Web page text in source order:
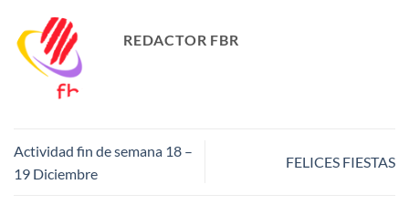
REDACTOR FBR
Actividad fin de semana 18 –
19 Diciembre
FELICES FIESTAS